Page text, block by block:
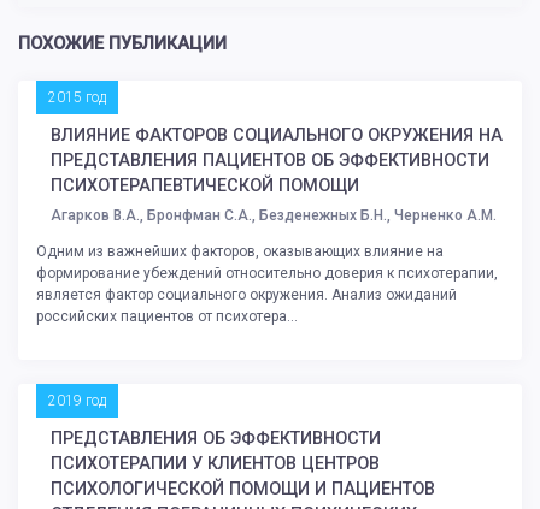
ПОХОЖИЕ ПУБЛИКАЦИИ
2015 год
ВЛИЯНИЕ ФАКТОРОВ СОЦИАЛЬНОГО ОКРУЖЕНИЯ НА
ПРЕДСТАВЛЕНИЯ ПАЦИЕНТОВ ОБ ЭФФЕКТИВНОСТИ
ПСИХОТЕРАПЕВТИЧЕСКОЙ ПОМОЩИ
Агарков В.А., Бронфман С.А., Безденежных Б.Н., Черненко А.М.
Одним из важнейших факторов, оказывающих влияние на
формирование убеждений относительно доверия к психотерапии,
является фактор социального окружения. Анализ ожиданий
российских пациентов от психотера...
2019 год
ПРЕДСТАВЛЕНИЯ ОБ ЭФФЕКТИВНОСТИ
ПСИХОТЕРАПИИ У КЛИЕНТОВ ЦЕНТРОВ
ПСИХОЛОГИЧЕСКОЙ ПОМОЩИ И ПАЦИЕНТОВ